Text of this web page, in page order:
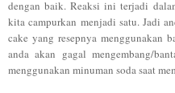
dengan baik. Reaksi ini terjadi
kita campurkan menjadi satu. Jadi
cake yang resepnya menggunakan
anda akan gagal mengembang/
menggunakan minuman soda saat